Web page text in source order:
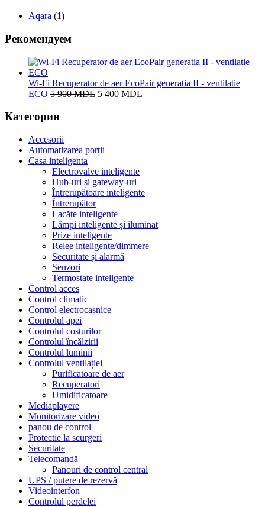
Aqara (1)
Рекомендуем
Wi-Fi Recuperator de aer EcoPair generatia II - ventilatie
ECO 5 900MDL Prețul
900 MDL.
5 400 MDL
Категории
Accesorii
Automatizarea porții
Casa inteligenta
Electrovalve inteligente
Hub-uri și gateway-uri
Întrerupătoare inteligente
Întrerupător
Lacăte inteligente
Lămpi inteligente și iluminat
Prize inteligente
Relee inteligente/dimmere
Securitate și alarmă
Senzori
Termostate inteligente
Control acces
Control climatic
Control electrocasnice
Controlul apei
Controlul costurilor
Controlul încălzirii
Controlul luminii
Controlul ventilației
Purificatoare de aer
Recuperatori
Umidificatoare
Mediaplayere
Monitorizare video
panou de control
Protectie la scurgeri
Securitate
Telecomandă
Panouri de control central
UPS / putere de rezervă
Videointerfon
Сontrolul perdelei